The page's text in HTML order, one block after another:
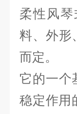
柔性风
料、外形
而定。
它的一个
稳定作用